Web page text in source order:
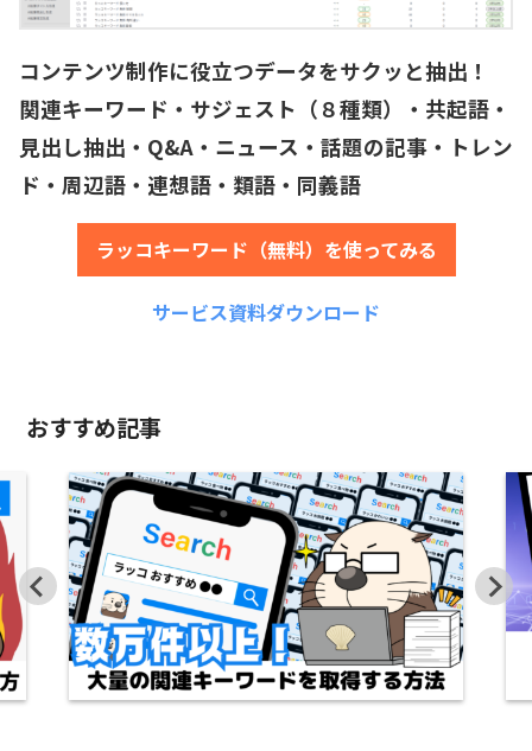
コンテンツ制作に役立つデータをサクッと抽出！
関連キーワード・サジェスト（８種類）・共起語・
見出し抽出・Q&A・ニュース・話題の記事・トレン
ド・周辺語・連想語・類語・同義語
ラッコキーワード（無料）を使ってみる
サービス資料ダウンロード
おすすめ記事